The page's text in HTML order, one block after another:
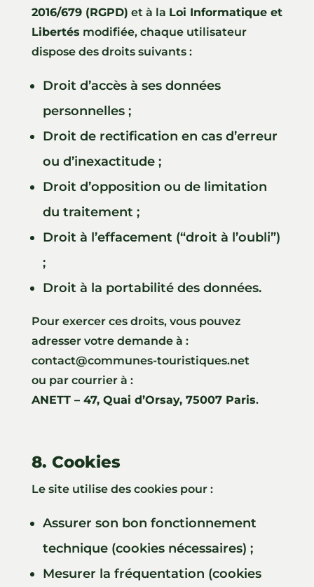
2016/679 (RGPD) et à la Loi Informatique et
Libertés modifiée, chaque utilisateur
dispose des droits suivants :
Droit d’accès à ses données
personnelles ;
Droit de rectification en cas d’erreur
ou d’inexactitude ;
Droit d’opposition ou de limitation
du traitement ;
Droit à l’effacement (“droit à l’oubli”)
;
Droit à la portabilité des données.
Pour exercer ces droits, vous pouvez
adresser votre demande à :
contact@communes-touristiques.net
ou par courrier à :
ANETT – 47, Quai d’Orsay, 75007 Paris.
8. Cookies
Le site utilise des cookies pour :
Assurer son bon fonctionnement
technique (cookies nécessaires) ;
Mesurer la fréquentation (cookies